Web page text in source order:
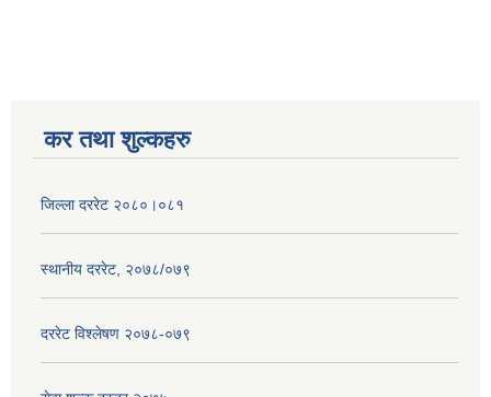
कर तथा शुल्कहरु
जिल्ला दररेट २०८०।०८१
स्थानीय दररेट, २०७८/०७९
दररेट विश्लेषण २०७८-०७९